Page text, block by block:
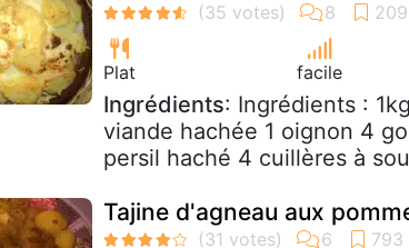
Plat facile
Ingrédients: Ingrédients :
viande hachée 1 oignon 4
persil haché 4 cuillères à
Tajine d'agneau aux